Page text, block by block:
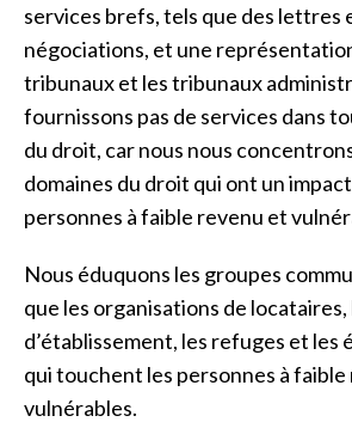
services brefs, tels que des lettres
négociations, et une
tribunaux et les tribunaux
fournissons pas de services dans
du droit, car nous nous
domaines du droit qui ont un
personnes à faible revenu et
Nous éduquons les groupes
que les organisations de locataires,
d’établissement, les refuges et les
qui touchent les personnes à
vulnérables.